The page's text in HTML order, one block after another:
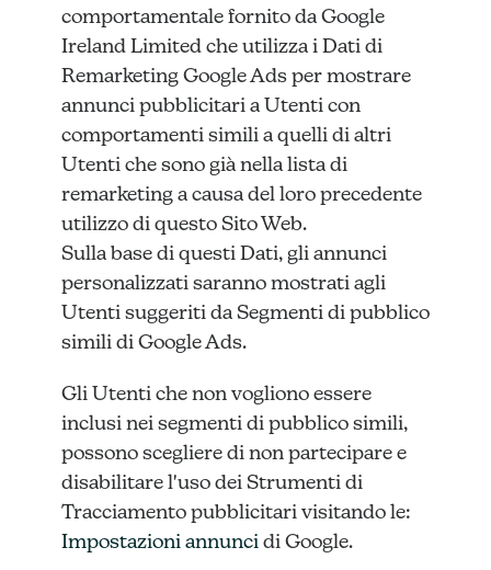
comportamentale fornito da Google
Ireland Limited che utilizza i Dati di
Remarketing Google Ads per mostrare
annunci pubblicitari a Utenti con
comportamenti simili a quelli di altri
Utenti che sono già nella lista di
remarketing a causa del loro precedente
utilizzo di questo Sito Web.
Sulla base di questi Dati, gli annunci
personalizzati saranno mostrati agli
Utenti suggeriti da Segmenti di pubblico
simili di Google Ads.
Gli Utenti che non vogliono essere
inclusi nei segmenti di pubblico simili,
possono scegliere di non partecipare e
disabilitare l'uso dei Strumenti di
Tracciamento pubblicitari visitando le:
Impostazioni annunci di Google.